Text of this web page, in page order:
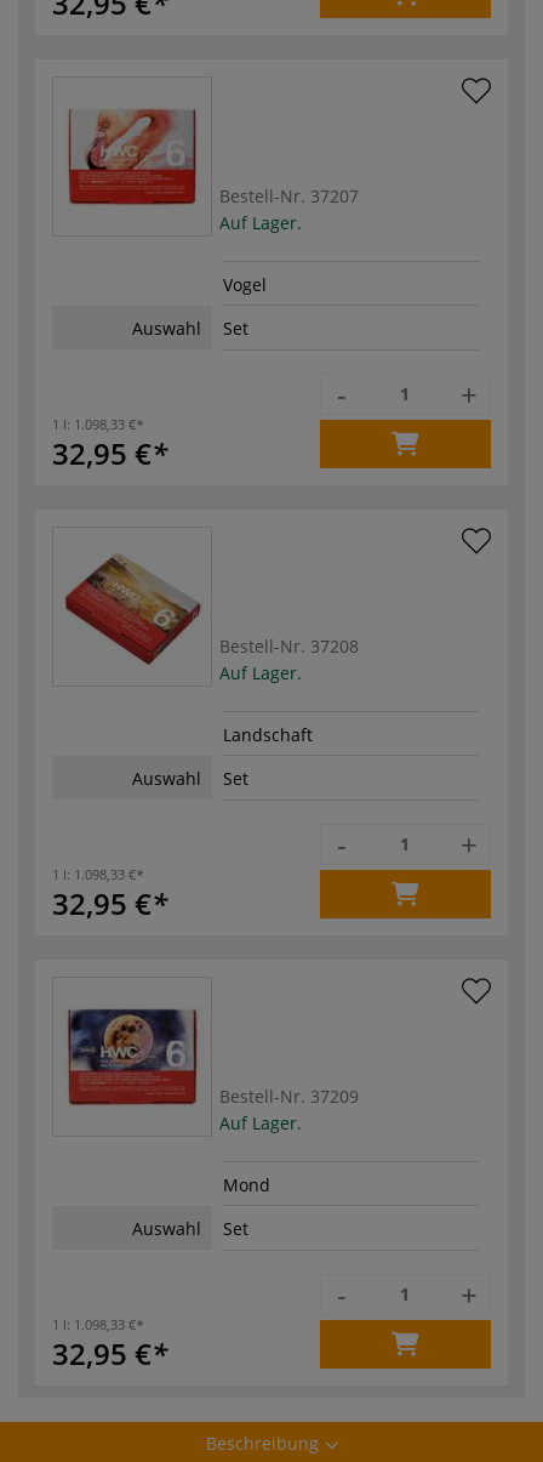
Bestell-Nr. 37207
Auf Lager.
Vogel
Auswahl
Set
1 l: 1.098,33 €
32,95 €
- +
Bestell-Nr. 37208
Auf Lager.
Landschaft
Auswahl
Set
1 l: 1.098,33 €
32,95 €
- +
Bestell-Nr. 37209
Auf Lager.
Mond
Auswahl
Set
1 l: 1.098,33 €
32,95 €
- +
Beschreibung